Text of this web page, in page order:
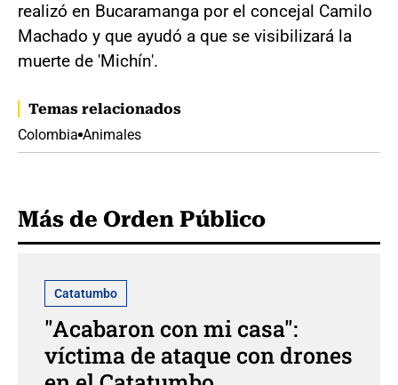
realizó en Bucaramanga por el concejal Camilo
Machado y que ayudó a que se visibilizará la
muerte de 'Michín'.
Temas relacionados
Colombia Animales
Más de Orden Público
Catatumbo
"Acabaron con mi casa":
víctima de ataque con drones